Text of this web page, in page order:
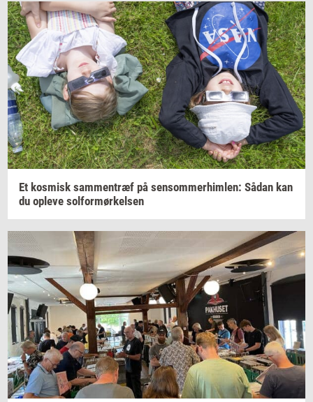
Et kos­misk sam­men­træf på sen­som­mer­him­len: Sådan kan
du op­le­ve sol­for­mør­kel­sen